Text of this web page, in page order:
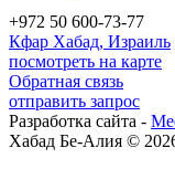
+972 50 600-73-77
Кфар Хабад, Израиль
посмотреть на карте
Обратная связь
отправить запрос
Разработка сайта -
Хабад Бе-Алия ©